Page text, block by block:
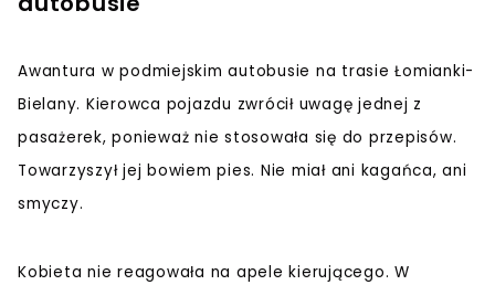
Awantura w podmiejskim autobusie na trasie Łomianki-
Bielany. Kierowca pojazdu zwrócił uwagę jednej z
pasażerek, ponieważ nie stosowała się do przepisów.
Towarzyszył jej bowiem pies. Nie miał ani kagańca, ani
smyczy.
Kobieta nie reagowała na apele kierującego. W